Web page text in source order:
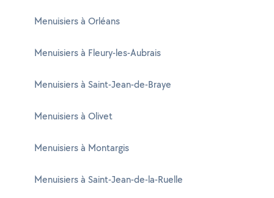
Menuisiers à Orléans
Menuisiers à Fleury-les-Aubrais
Menuisiers à Saint-Jean-de-Braye
Menuisiers à Olivet
Menuisiers à Montargis
Menuisiers à Saint-Jean-de-la-Ruelle